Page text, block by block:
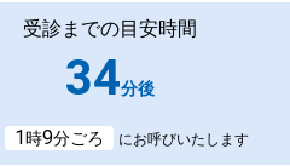
受診までの目安時間
34分後
1時9分ごろ にお呼びいたします